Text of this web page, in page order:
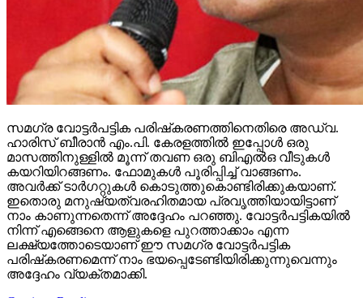
സമഗ്ര വോട്ടര്‍പട്ടിക പരിഷ്‌കരണത്തിനെതിരെ അഡ്വ.
ഹാരിസ് ബീരാന്‍ എം.പി. കേരളത്തില്‍ ഇപ്പോള്‍ ഒരു
മാസത്തിനുള്ളില്‍ മൂന്ന് തവണ ഒരു ബിഎല്‍ഒ വീടുകള്‍
കയറിയിറങ്ങണം. ഫോമുകള്‍ പൂരിപ്പിച്ച് വാങ്ങണം.
അവര്‍ക്ക് ടാര്‍ഗറ്റുകള്‍ കൊടുത്തുകൊണ്ടിരിക്കുകയാണ്.
ഇതൊരു മനുഷ്യത്വരഹിതമായ പ്രവൃത്തിയായിട്ടാണ്
നാം കാണുന്നതെന്ന് അദ്ദേഹം പറഞ്ഞു. വോട്ടര്‍പട്ടികയില്‍
നിന്ന് എങ്ങെനെ ആളുകളെ പുറത്താക്കാം എന്ന
ലക്ഷ്യത്തോടെയാണ് ഈ സമഗ്ര വോട്ടര്‍പട്ടിക
പരിഷ്‌കരണമെന്ന് നാം ഭയപ്പെടേണ്ടിയിരിക്കുന്നുവെന്നും
അദ്ദേഹം വ്യക്തമാക്കി.